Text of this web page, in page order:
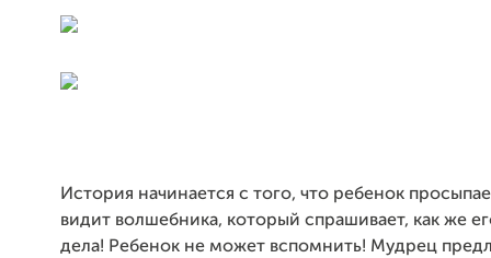
История начинается с того, что ребенок
видит волшебника, который спрашивает, как же
дела! Ребенок не может вспомнить! Мудрец